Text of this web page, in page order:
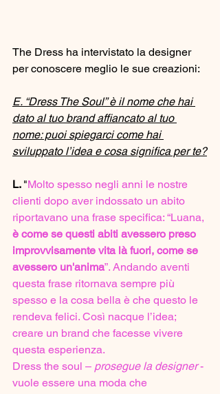
The Dress ha intervistato la designer
per conoscere meglio le sue creazioni:
E. “Dress The Soul” è il nome che hai
dato al tuo brand affiancato al tuo
nome: puoi spiegarci come hai
sviluppato l’idea e cosa significa per te?
L. "Molto spesso negli anni le nostre
clienti dopo aver indossato un abito
riportavano una frase specifica: “Luana,
è come se questi abiti avessero preso
improvvisamente vita là fuori, come se
avessero un'anima”. Andando aventi
questa frase ritornava sempre più
spesso e la cosa bella è che questo le
rendeva felici. Così nacque l’idea;
creare un brand che facesse vivere
questa esperienza.
Dress the soul – prosegue la designer -
vuole essere una moda che